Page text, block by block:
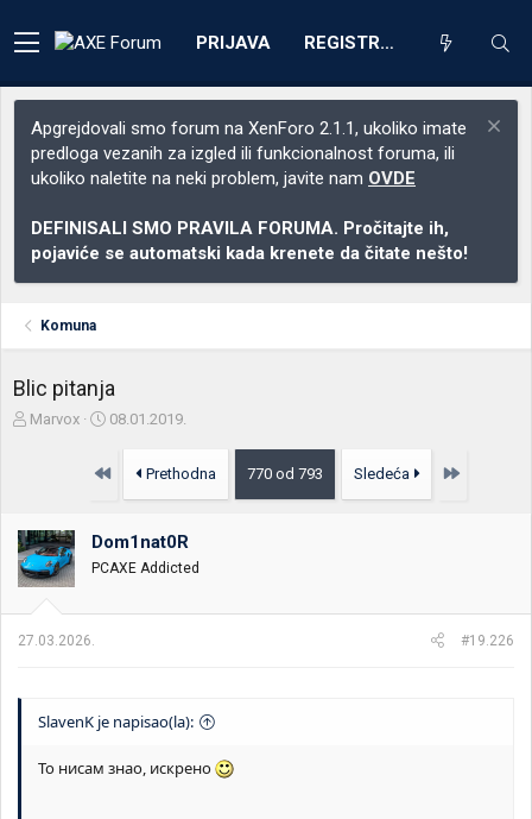
PRIJAVA REGISTRACIJA
Apgrejdovali smo forum na XenForo 2.1.1, ukoliko imate
predloga vezanih za izgled ili funkcionalnost foruma, ili
ukoliko naletite na neki problem, javite nam OVDE
DEFINISALI SMO PRAVILA FORUMA. Pročitajte ih,
pojaviće se automatski kada krenete da čitate nešto!
Komuna
Blic pitanja
Z
i
k
t
e
m
Marvox
D
u
o
k
e
a
08.01.2019.
Prvo Prethodna 770 od 793 Sledeća Poslednja
Dom1nat0R
PCAXE Addicted
27.03.2026. #19.226
SlavenK je napisao(la):
То нисам знао, искрено